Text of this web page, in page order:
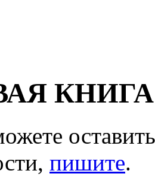
КНИГА
пишите.